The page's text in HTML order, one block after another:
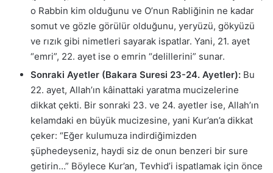
o Rabbin kim olduğunu ve O’nun Rabliğinin ne kadar
somut ve gözle görülür olduğunu, yeryüzü, gökyüzü
ve rızık gibi nimetleri sayarak ispatlar. Yani, 21. ayet
“emri”, 22. ayet ise o emrin “delillerini” sunar.
Sonraki Ayetler (Bakara Suresi 23-24. Ayetler): Bu
22. ayet, Allah’ın kâinattaki yaratma mucizelerine
dikkat çekti. Bir sonraki 23. ve 24. ayetler ise, Allah’ın
kelamdaki en büyük mucizesine, yani Kur’an’a dikkat
çeker: “Eğer kulumuza indirdiğimizden
şüphedeyseniz, haydi siz de onun benzeri bir sure
getirin…” Böylece Kur’an, Tevhid’i ispatlamak için önce